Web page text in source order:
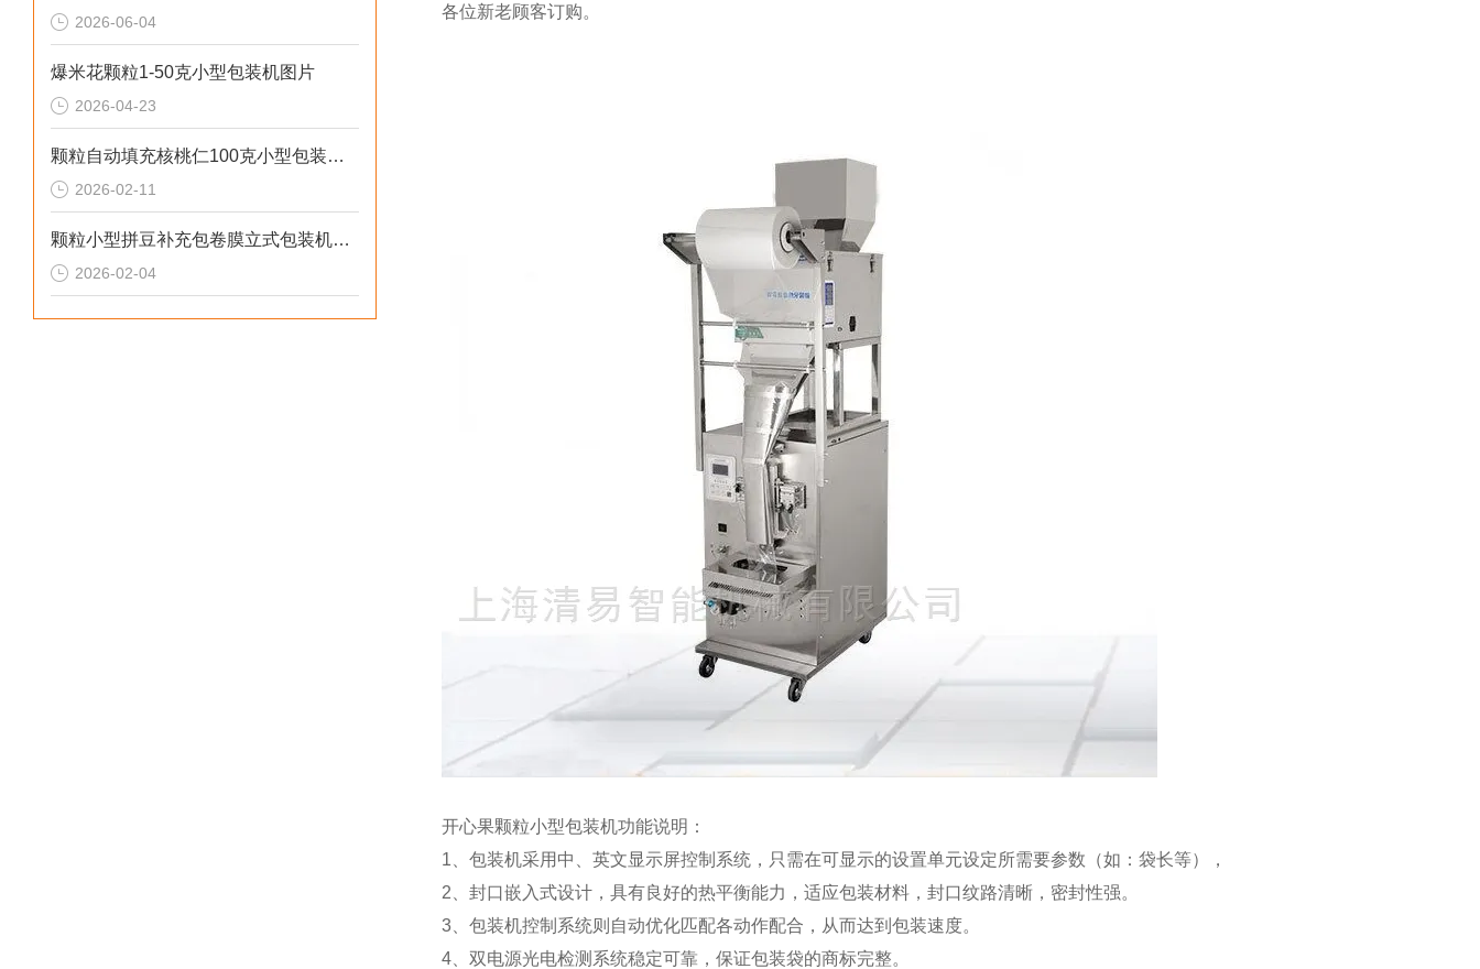
2026-06-04
爆米花颗粒1-50克小型包装机图片
2026-04-23
颗粒自动填充核桃仁100克小型包装机厂家
2026-02-11
颗粒小型拼豆补充包卷膜立式包装机厂家
2026-02-04
各位新老顾客订购。
开心果颗粒小型包装机功能说明：
1、包装机采用中、英文显示屏控制系统，只需在可显示的设置单元设定所需要参数（如：袋长等），
2、封口嵌入式设计，具有良好的热平衡能力，适应包装材料，封口纹路清晰，密封性强。
3、包装机控制系统则自动优化匹配各动作配合，从而达到包装速度。
4、双电源光电检测系统稳定可靠，保证包装袋的商标完整。